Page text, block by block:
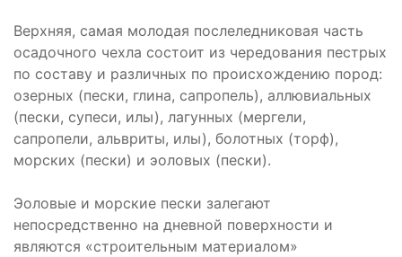
Верхняя, самая молодая послеледниковая часть
осадочного чехла состоит из чередования пестрых
по составу и различных по происхождению пород:
озерных (пески, глина, сапропель), аллювиальных
(пески, супеси, илы), лагунных (мергели,
сапропели, альвриты, илы), болотных (торф),
морских (пески) и эоловых (пески).
Эоловые и морские пески залегают
непосредственно на дневной поверхности и
являются «строительным материалом»